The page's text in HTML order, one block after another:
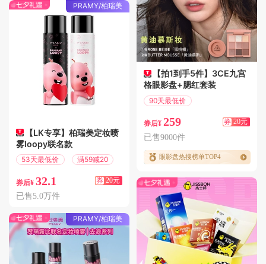
PRAMY/柏瑞美
【LK专享】柏瑞美定妆喷
雾loopy联名款
53天最低价 满59减20
券后¥ 32.1 券 20元
已售5.0万件
PRAMY/柏瑞美
【拍1到手5件】3CE九宫
格眼影盘+腮红套装
90天最低价
券后¥ 259 券 20元
已售9000件
眼影盘热搜榜单TOP4